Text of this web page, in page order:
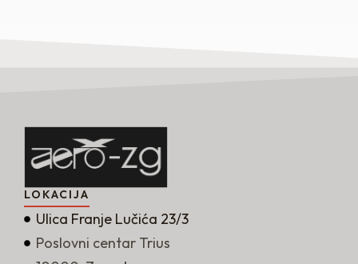
LOKACIJA
Ulica Franje Lučića 23/3
Poslovni centar Trius